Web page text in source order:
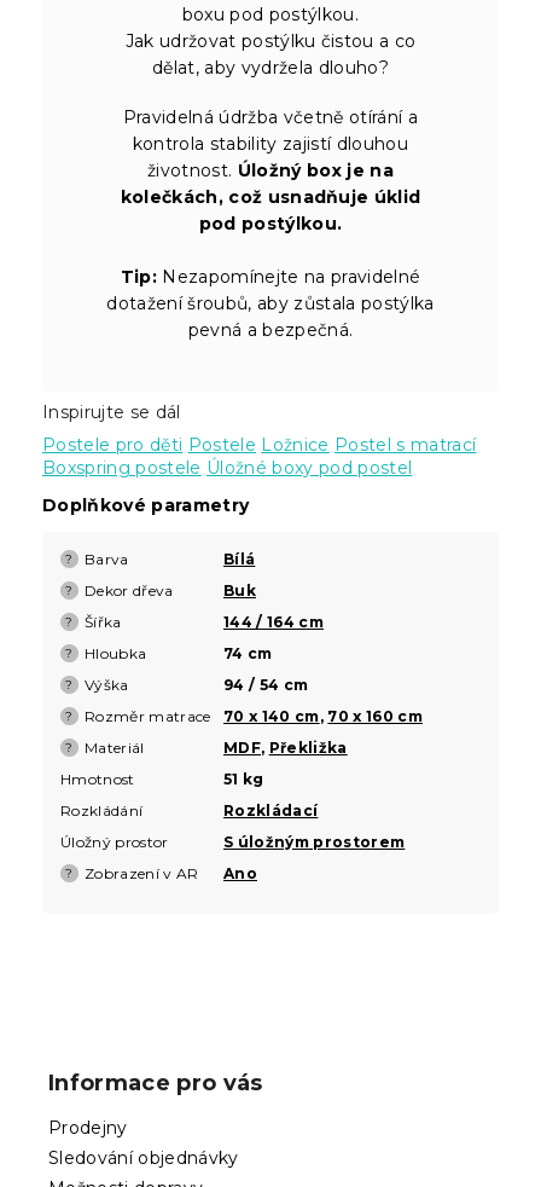
boxu pod postýlkou.
Jak udržovat postýlku čistou a co
dělat, aby vydržela dlouho?
Pravidelná údržba včetně otírání a
kontrola stability zajistí dlouhou
životnost. Úložný box je na
kolečkách, což usnadňuje úklid
pod postýlkou.
Tip: Nezapomínejte na pravidelné
dotažení šroubů, aby zůstala postýlka
pevná a bezpečná.
Inspirujte se dál
Postele pro děti Postele Ložnice Postel s matrací
Boxspring postele Úložné boxy pod postel
Doplňkové parametry
? Barva Bílá
? Dekor dřeva Buk
? Šířka 144 / 164 cm
? Hloubka 74 cm
? Výška 94 / 54 cm
? Rozměr matrace 70 x 140 cm, 70 x 160 cm
? Materiál MDF, Překližka
Hmotnost
51 kg
Rozkládání
Rozkládací
Úložný prostor
S úložným prostorem
? Zobrazení v AR Ano
Informace pro vás
Prodejny
Sledování objednávky